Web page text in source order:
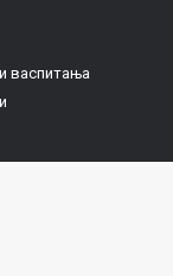
васпитања